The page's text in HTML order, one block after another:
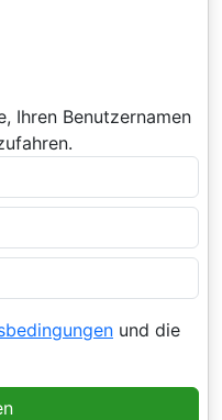
Ihren Benutzernamen
und die